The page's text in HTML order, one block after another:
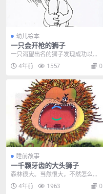
幼儿绘本
一只会开枪的狮子
一只渴望出名的狮子发现成功以后
的世界并不是他想要的那样。这本
来是一只任性的小狮子，自从学会
之后，他的生活就完全改变了。他
离开了森林，离开了狮子朋友，来
到大城市，到处表演，挣了好多
钱，成了大名人。但是有一天他突
然觉得做什么都没意思，做名人一
点都不好玩。而且更糟糕的是，当
他再次回到森林里的时候，他不知
道自己究竟是一只狮子还......
4年前 1557 0
睡前故事
一千颗牙齿的大头狮子
森林很大。当然很大，不然怎么叫
森林呢！大森林里发生几件奇怪的
事情是不奇怪的。这还是不久前的
4年前 1963 0